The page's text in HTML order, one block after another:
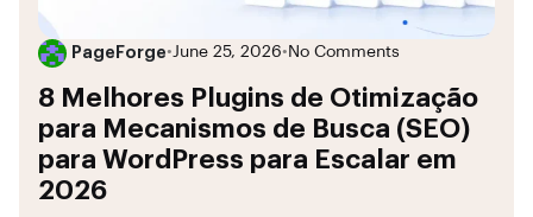
PageForge•June 25, 2026• No Comments
8 Melhores Plugins de Otimização
para Mecanismos de Busca (SEO)
para WordPress para Escalar em
2026